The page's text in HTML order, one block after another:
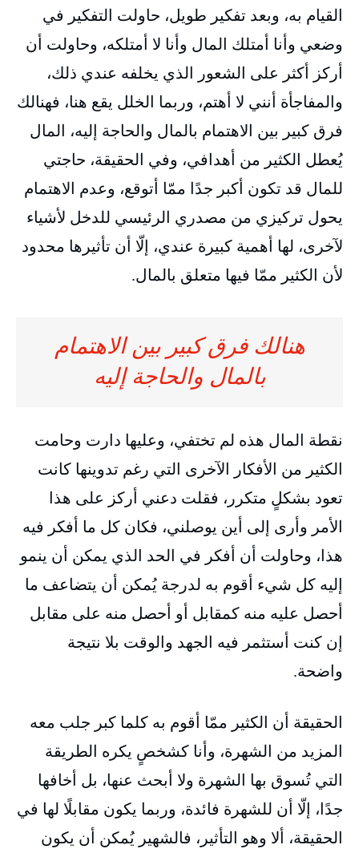
القيام به، وبعد تفكير طويل، حاولت التفكير في
وضعي وأنا أمتلك المال وأنا لا أمتلكه، وحاولت أن
أركز أكثر على الشعور الذي يخلفه عندي ذلك،
والمفاجأة أنني لا أهتم، وربما الخلل يقع هنا، فهنالك
فرق كبير بين الاهتمام بالمال والحاجة إليه، المال
يُعطل الكثير من أهدافي، وفي الحقيقة، حاجتي
للمال قد تكون أكبر جدًا ممّا أتوقع، وعدم الاهتمام
يحول تركيزي من مصدري الرئيسي للدخل لأشياء
لآخرى، لها أهمية كبيرة عندي، إلّا أن تأثيرها محدود
لأن الكثير ممّا فيها متعلق بالمال.
هنالك فرق كبير بين الاهتمام
بالمال والحاجة إليه
نقطة المال هذه لم تختفي، وعليها دارت وحامت
الكثير من الأفكار الآخرى التي رغم تدوينها كانت
تعود بشكلٍ متكرر، فقلت دعني أركز على هذا
الأمر وأرى إلى أين يوصلني، فكان كل ما أفكر فيه
هذا، وحاولت أن أفكر في الحد الذي يمكن أن ينمو
إليه كل شيء أقوم به لدرجة يُمكن أن يتضاعف ما
أحصل عليه منه كمقابل أو أحصل منه على مقابل
إن كنت أستثمر فيه الجهد والوقت بلا نتيجة
واضحة.
الحقيقة أن الكثير ممّا أقوم به كلما كبر جلب معه
المزيد من الشهرة، وأنا كشخصٍ يكره الطريقة
التي تُسوق بها الشهرة ولا أبحث عنها، بل أخافها
جدًا، إلّا أن للشهرة فائدة، وربما يكون مقابلًا لها في
الحقيقة، ألا وهو التأثير، فالشهير يُمكن أن يكون